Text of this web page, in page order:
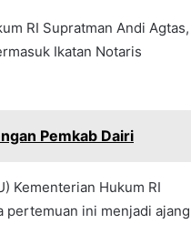
RI Supratman Andi Agtas,
Ikatan Notaris
Pemkab Dairi
Kementerian Hukum RI
pertemuan ini menjadi ajang